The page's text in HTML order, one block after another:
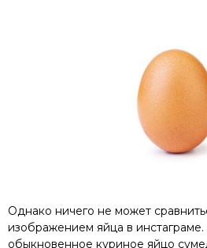
Однако ничего не может
изображением яйца в
обыкновенное куриное яйцо